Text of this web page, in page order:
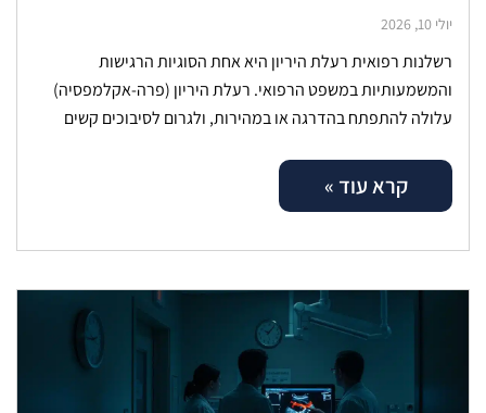
יולי 10, 2026
רשלנות רפואית רעלת היריון היא אחת הסוגיות הרגישות
והמשמעותיות במשפט הרפואי. רעלת היריון (פרה-אקלמפסיה)
עלולה להתפתח בהדרגה או במהירות, ולגרום לסיבוכים קשים
קרא עוד »